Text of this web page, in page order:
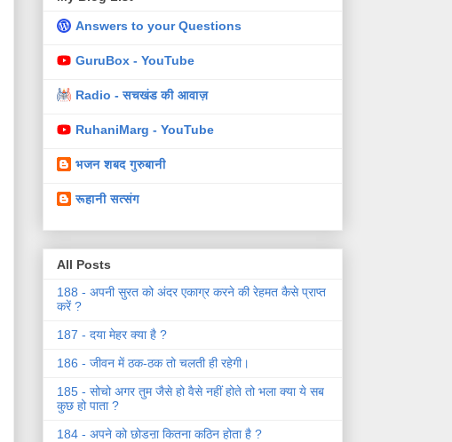
Answers to your Questions
GuruBox - YouTube
Radio - सचखंड की आवाज़
RuhaniMarg - YouTube
भजन शबद गुरुबानी
रूहानी सत्संग
All Posts
188 - अपनी सुरत को अंदर एकाग्र करने की रेहमत कैसे प्राप्त
करें ?
187 - दया मेहर क्या है ?
186 - जीवन में ठक-ठक तो चलती ही रहेगी।
185 - सोचो अगर तुम जैसे हो वैसे नहीं होते तो भला क्या ये सब
कुछ हो पाता ?
184 - अपने को छोडऩा कितना कठिन होता है ?